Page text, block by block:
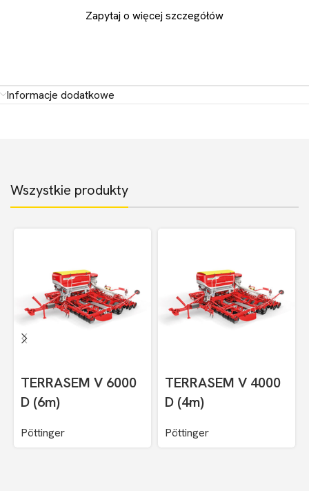
Zapytaj o więcej szczegółów
Informacje dodatkowe
Wszystkie produkty
TERRASEM V 6000
D (6m)
Pöttinger
TERRASEM V 4000
D (4m)
Pöttinger